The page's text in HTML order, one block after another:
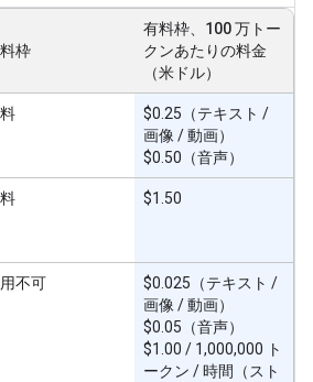
枠
有料枠、100 万トー
クンあたりの料金
（米ドル）
$0.25（テキスト /
画像 / 動画）
$0.50（音声）
$1.50
不可
$0.025（テキスト /
画像 / 動画）
$0.05（音声）
$1.00 / 1,000,000 ト
ークン / 時間（スト